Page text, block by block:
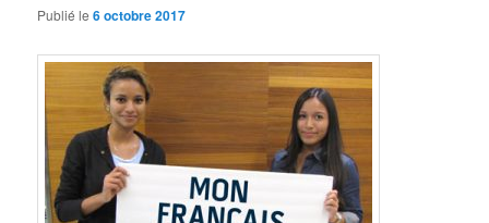
Publié le6 octobre 2017